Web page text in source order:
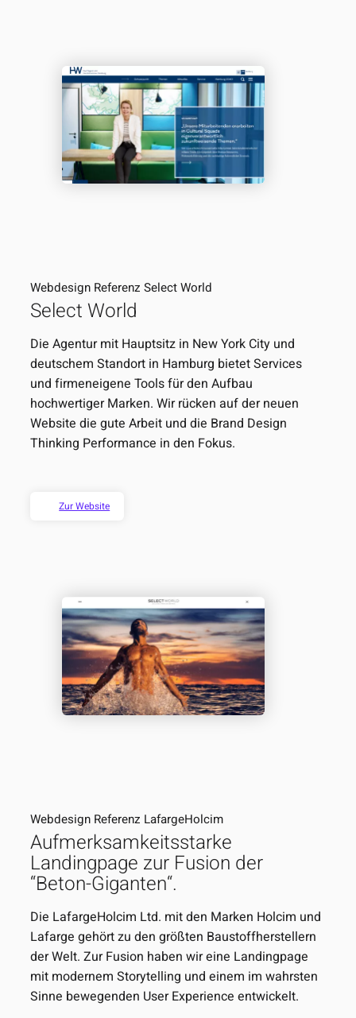
Webdesign Referenz Select World
Select World
Die Agentur mit Hauptsitz in New York City und
deutschem Standort in Hamburg bietet Services
und firmeneigene Tools für den Aufbau
hochwertiger Marken. Wir rücken auf der neuen
Website die gute Arbeit und die Brand Design
Thinking Performance in den Fokus.
Zur Website
Webdesign Referenz LafargeHolcim
Aufmerksamkeitsstarke
Landingpage zur Fusion der
“Beton-Giganten“.
Die LafargeHolcim Ltd. mit den Marken Holcim und
Lafarge gehört zu den größten Baustoffherstellern
der Welt. Zur Fusion haben wir eine Landingpage
mit modernem Storytelling und einem im wahrsten
Sinne bewegenden User Experience entwickelt.